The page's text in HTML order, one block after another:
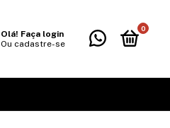
Olá! Faça login
Ou cadastre-se
0